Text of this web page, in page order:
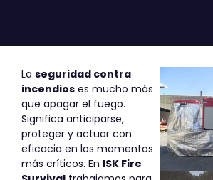
La seguridad contra
incendios es mucho más
que apagar el fuego.
Significa anticiparse,
proteger y actuar con
eficacia en los momentos
más críticos. En ISK Fire